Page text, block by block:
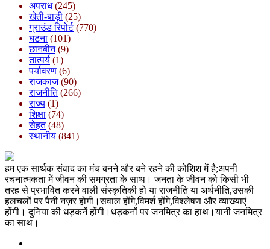
अपराध(245)
खेती-बाड़ी (25)
ग्राउंड रिपोर्ट(770)
घटना (101)
छानबीन(9)
तात्पर्य (1)
पर्यावरण (6)
राजकाज(90)
राजनीति(266)
राज्य (1)
शिक्षा (74)
सेहत(48)
स्थानीय (841)
हम एक सार्थक संवाद का मंच बनने और बने रहने की कोशिश में है;अपनी
रचनात्मकता में जीवन की समग्रता के साथ। जनता के जीवन को किसी भी
तरह से प्रभावित करने वाली संस्कृतिकी हो या राजनीति या अर्थनीति,उसकी
हलचलों पर पैनी नज़र होगी।सवाल होंगे,विमर्श होंगे,विश्लेषण और व्याख्याएं
होंगी। दुनिया की धड़कनें होंगी।धड़कनों पर जनमित्र का हाथ।यानी जनमित्र
का साथ।